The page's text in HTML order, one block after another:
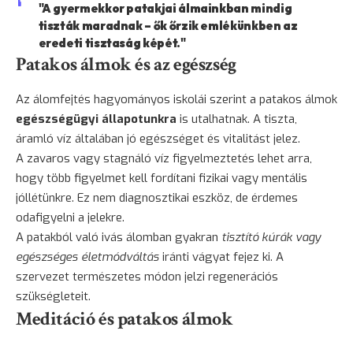
"A gyermekkor patakjai álmainkban mindig
tiszták maradnak – ők őrzik emlékünkben az
eredeti tisztaság képét."
Patakos álmok és az egészség
Az álomfejtés hagyományos iskolái szerint a patakos álmok
egészségügyi állapotunkra is utalhatnak. A tiszta,
áramló víz általában jó egészséget és vitalitást jelez.
A zavaros vagy stagnáló víz figyelmeztetés lehet arra,
hogy több figyelmet kell fordítani fizikai vagy mentális
jóllétünkre. Ez nem diagnosztikai eszköz, de érdemes
odafigyelni a jelekre.
A patakból való ivás álomban gyakran tisztító kúrák vagy
egészséges életmódváltás iránti vágyat fejez ki. A
szervezet természetes módon jelzi regenerációs
szükségleteit.
Meditáció és patakos álmok